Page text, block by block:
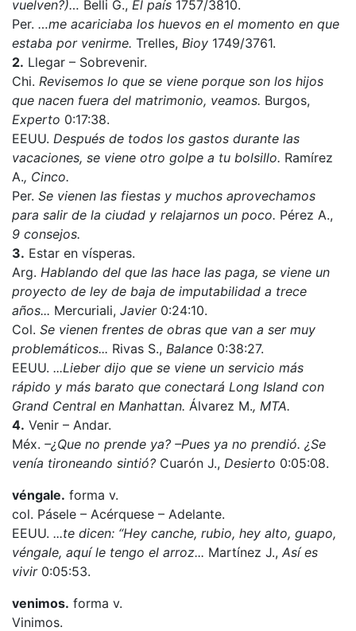
vuelven?)… Belli G., El país 1757/3810.
Per. …me acariciaba los huevos en el momento en que
estaba por venirme. Trelles, Bioy 1749/3761.
2. Llegar – Sobrevenir.
Chi. Revisemos lo que se viene porque son los hijos
que nacen fuera del matrimonio, veamos. Burgos,
Experto 0:17:38.
EEUU. Después de todos los gastos durante las
vacaciones, se viene otro golpe a tu bolsillo. Ramírez
A., Cinco.
Per. Se vienen las fiestas y muchos aprovechamos
para salir de la ciudad y relajarnos un poco. Pérez A.,
9 consejos.
3. Estar en vísperas.
Arg. Hablando del que las hace las paga, se viene un
proyecto de ley de baja de imputabilidad a trece
años... Mercuriali, Javier 0:24:10.
Col. Se vienen frentes de obras que van a ser muy
problemáticos... Rivas S., Balance 0:38:27.
EEUU. ...Lieber dijo que se viene un servicio más
rápido y más barato que conectará Long Island con
Grand Central en Manhattan. Álvarez M., MTA.
4. Venir – Andar.
Méx. –¿Que no prende ya? –Pues ya no prendió. ¿Se
venía tironeando sintió? Cuarón J., Desierto 0:05:08.
véngale. forma v.
col. Pásele – Acérquese – Adelante.
EEUU. ...te dicen: “Hey canche, rubio, hey alto, guapo,
véngale, aquí le tengo el arroz... Martínez J., Así es
vivir 0:05:53.
venimos. forma v.
Vinimos.